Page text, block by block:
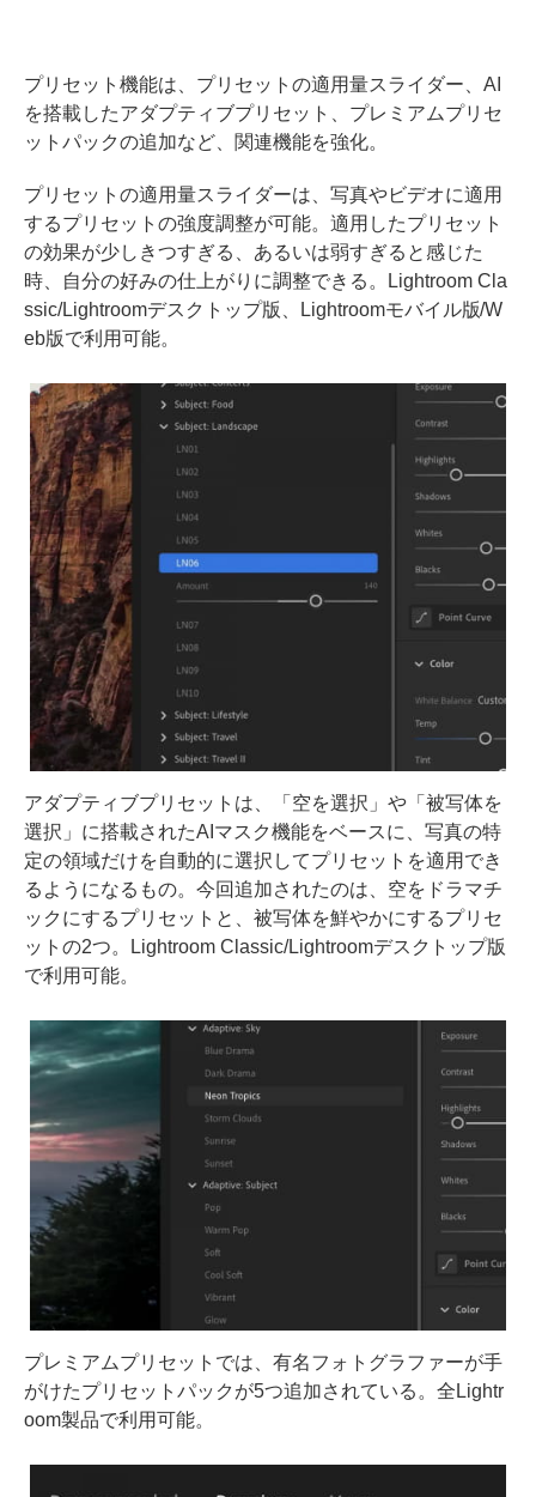
プリセット機能は、プリセットの適用量スライダー、AI
を搭載したアダプティブプリセット、プレミアムプリセ
ットパックの追加など、関連機能を強化。
プリセットの適用量スライダーは、写真やビデオに適用
するプリセットの強度調整が可能。適用したプリセット
の効果が少しきつすぎる、あるいは弱すぎると感じた
時、自分の好みの仕上がりに調整できる。Lightroom Cla
ssic/Lightroomデスクトップ版、Lightroomモバイル版/W
eb版で利用可能。
アダプティブプリセットは、「空を選択」や「被写体を
選択」に搭載されたAIマスク機能をベースに、写真の特
定の領域だけを自動的に選択してプリセットを適用でき
るようになるもの。今回追加されたのは、空をドラマチ
ックにするプリセットと、被写体を鮮やかにするプリセ
ットの2つ。Lightroom Classic/Lightroomデスクトップ版
で利用可能。
プレミアムプリセットでは、有名フォトグラファーが手
がけたプリセットパックが5つ追加されている。全Lightr
oom製品で利用可能。